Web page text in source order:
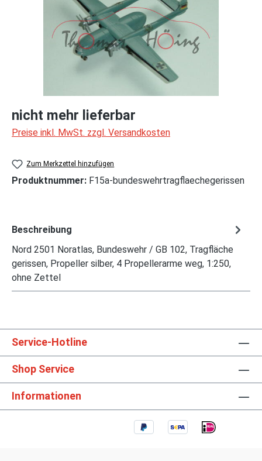
nicht mehr lieferbar
Preise inkl. MwSt. zzgl. Versandkosten
Zum Merkzettel hinzufügen
Produktnummer: F15a-bundeswehrtragflaechegerissen
Beschreibung
Nord 2501 Noratlas, Bundeswehr / GB 102, Tragfläche
gerissen, Propeller silber, 4 Propellerarme weg, 1:250,
ohne Zettel
Service-Hotline
Shop Service
Informationen